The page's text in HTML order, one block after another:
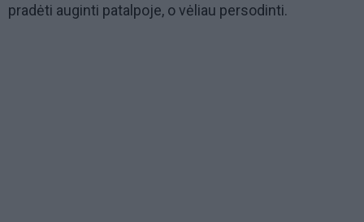
pradėti auginti patalpoje, o vėliau persodinti.